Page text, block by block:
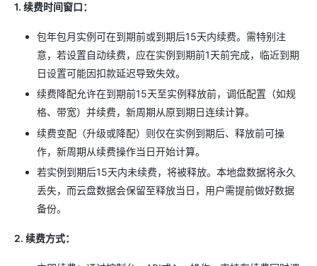
1. 续费时间窗口：
包年包月实例可在到期前或到期后15天内续费。需特别注
意，若设置自动续费，应在实例到期前1天前完成，临近到期
日设置可能因扣款延迟导致失效。
续费降配允许在到期前15天至实例释放前，调低配置（如规
格、带宽）并续费，新周期从原到期日连续计算。
续费变配（升级或降配）则仅在实例到期后、释放前可操
作，新周期从续费操作当日开始计算。
若实例到期后15天内未续费，将被释放。本地盘数据将永久
丢失，而云盘数据会保留至释放当日，用户需提前做好数据
备份。
2. 续费方式：